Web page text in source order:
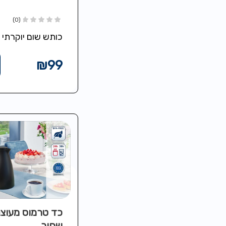
(0)
כותש שום יוקרתי
₪99
כד טרמוס